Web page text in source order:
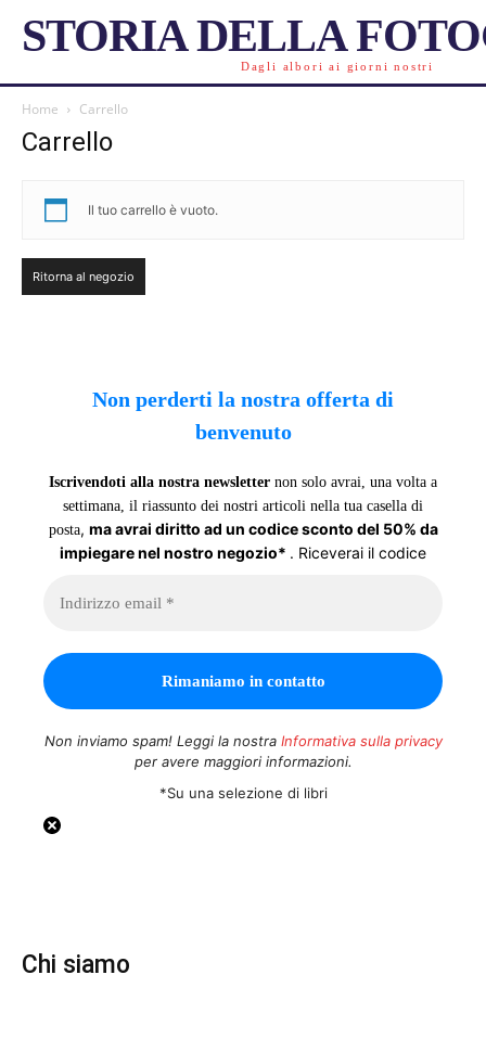
STORIA DELLA
Dagli albori ai giorni nostri
Home Carrello
Carrello
Il tuo carrello è vuoto.
Ritorna al negozio
Non perderti la nostra offerta di
benvenuto
Iscrivendoti alla nostra newsletter non solo avrai, una volta a
settimana, il riassunto dei nostri articoli nella tua casella di
posta, ma avrai diritto ad un codice sconto del 50% da
impiegare nel nostro negozio* . Riceverai il codice
Non inviamo spam! Leggi la nostra Informativa sulla privacy
per avere maggiori informazioni.
*Su una selezione di libri
Chi siamo